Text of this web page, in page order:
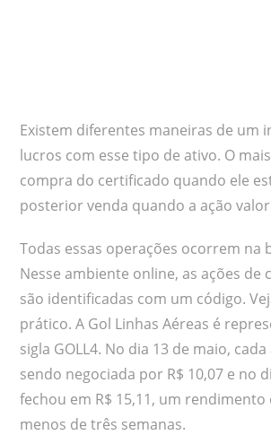
Existem diferentes maneiras de um
lucros com esse tipo de ativo. O
compra do certificado quando ele
posterior venda quando a ação
Todas essas operações ocorrem na
Nesse ambiente online, as ações de
são identificadas com um código.
prático. A Gol Linhas Aéreas é
sigla GOLL4. No dia 13 de maio,
sendo negociada por R$ 10,07 e no
fechou em R$ 15,11, um rendimento
menos de três semanas.